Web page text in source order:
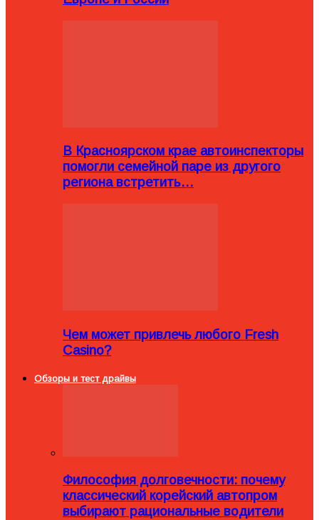
В Красноярском крае автоинспекторы
помогли семейной паре из другого
региона встретить…
Чем может привлечь любого Fresh
Casino?
Обзоры и тест драйвы
Философия долговечности: почему
классический корейский автопром
выбирают рациональные водители